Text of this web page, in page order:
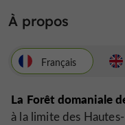
À propos
Français
La Forêt domaniale
à la limite des